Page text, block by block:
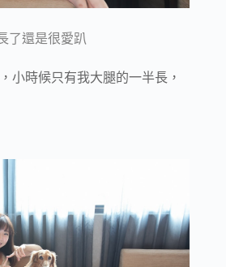
了還是很愛趴
小時候只有我大腿的一半長，